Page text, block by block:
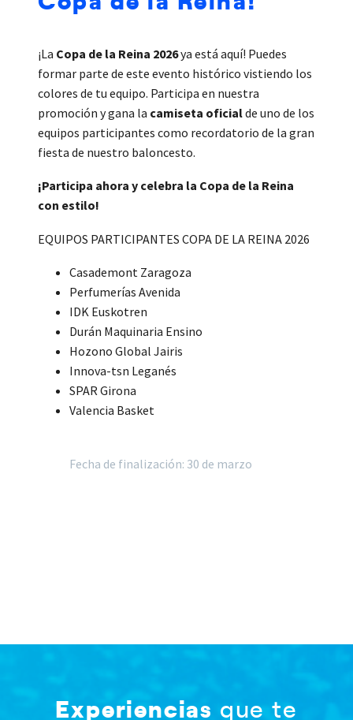
¡La Copa de la Reina 2026ya está aquí! Puedes
formar parte de este evento histórico vistiendo los
colores de tu equipo. Participa en nuestra
promoción y gana la camiseta oficialde uno de los
equipos participantes como recordatorio de la gran
fiesta de nuestro baloncesto.
¡Participa ahora y celebra la Copa de la Reina
con estilo!
EQUIPOS PARTICIPANTES COPA DE LA REINA 2026
Casademont Zaragoza
Perfumerías Avenida
IDK Euskotren
Durán Maquinaria Ensino
Hozono Global Jairis
Innova-tsn Leganés
SPAR Girona
Valencia Basket
Fecha de finalización: 30 de marzo
Experiencias que te